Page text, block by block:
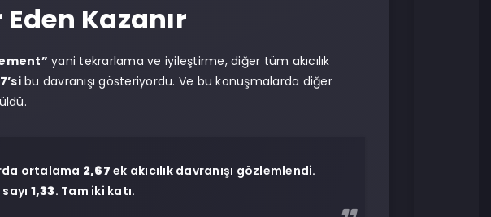
Kazanır
yani tekrarlama ve iyileştirme, diğer tüm akıcılık
bu davranışı gösteriyordu. Ve bu konuşmalarda diğer
ortalama 2,67 ek akıcılık davranışı gözlemlendi.
1,33. Tam iki katı.